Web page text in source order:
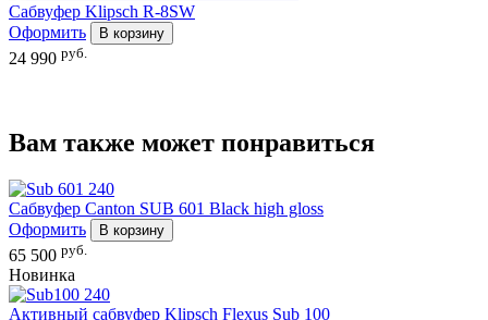
Сабвуфер Klipsch R-8SW
Оформить
В корзину
24 990 руб.
Вам также может понравиться
Сабвуфер Canton SUB 601 Black high gloss
Оформить
В корзину
65 500 руб.
Новинка
Активный сабвуфер Klipsch Flexus Sub 100